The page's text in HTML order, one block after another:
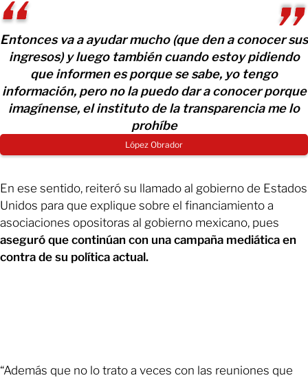
Entonces va a ayudar mucho (que den a conocer sus
ingresos) y luego también cuando estoy pidiendo
que informen es porque se sabe, yo tengo
información, pero no la puedo dar a conocer porque
imagínense, el instituto de la transparencia me lo
prohíbe
López Obrador
En ese sentido, reiteró su llamado al gobierno de Estados
Unidos para que explique sobre el financiamiento a
asociaciones opositoras al gobierno mexicano, pues
aseguró que continúan con una campaña mediática en
contra de su política actual.
“Además que no lo trato a veces con las reuniones que